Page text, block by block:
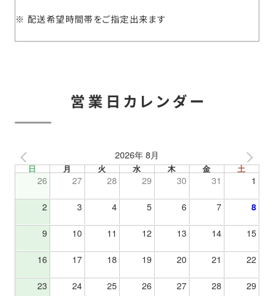
配送希望時間帯をご指定出来ます
営業日カレンダー
2026年 8月
日 月 火 水 木 金 土
26 27 28 29 30 31 1
2 3 4 5 6 7 8
9 10 11 12 13 14 15
16 17 18 19 20 21 22
23 24 25 26 27 28 29